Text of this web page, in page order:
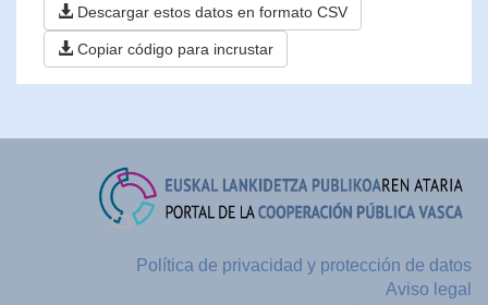
Descargar estos datos en formato CSV
Copiar código para incrustar
Política de privacidad y protección de datos
Aviso legal